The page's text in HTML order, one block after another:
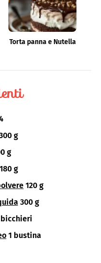
Torta panna e Nutella
g
g
180 g
120 g
300 g
1 bustina